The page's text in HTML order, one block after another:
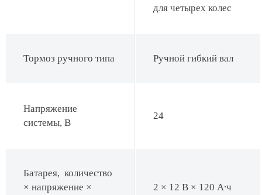
для четырех колес
Тормоз ручного типа Ручной гибкий вал
Напряжение
системы, В
24
Батарея, количество
× напряжение ×
2 × 12 В × 120 А∙ч